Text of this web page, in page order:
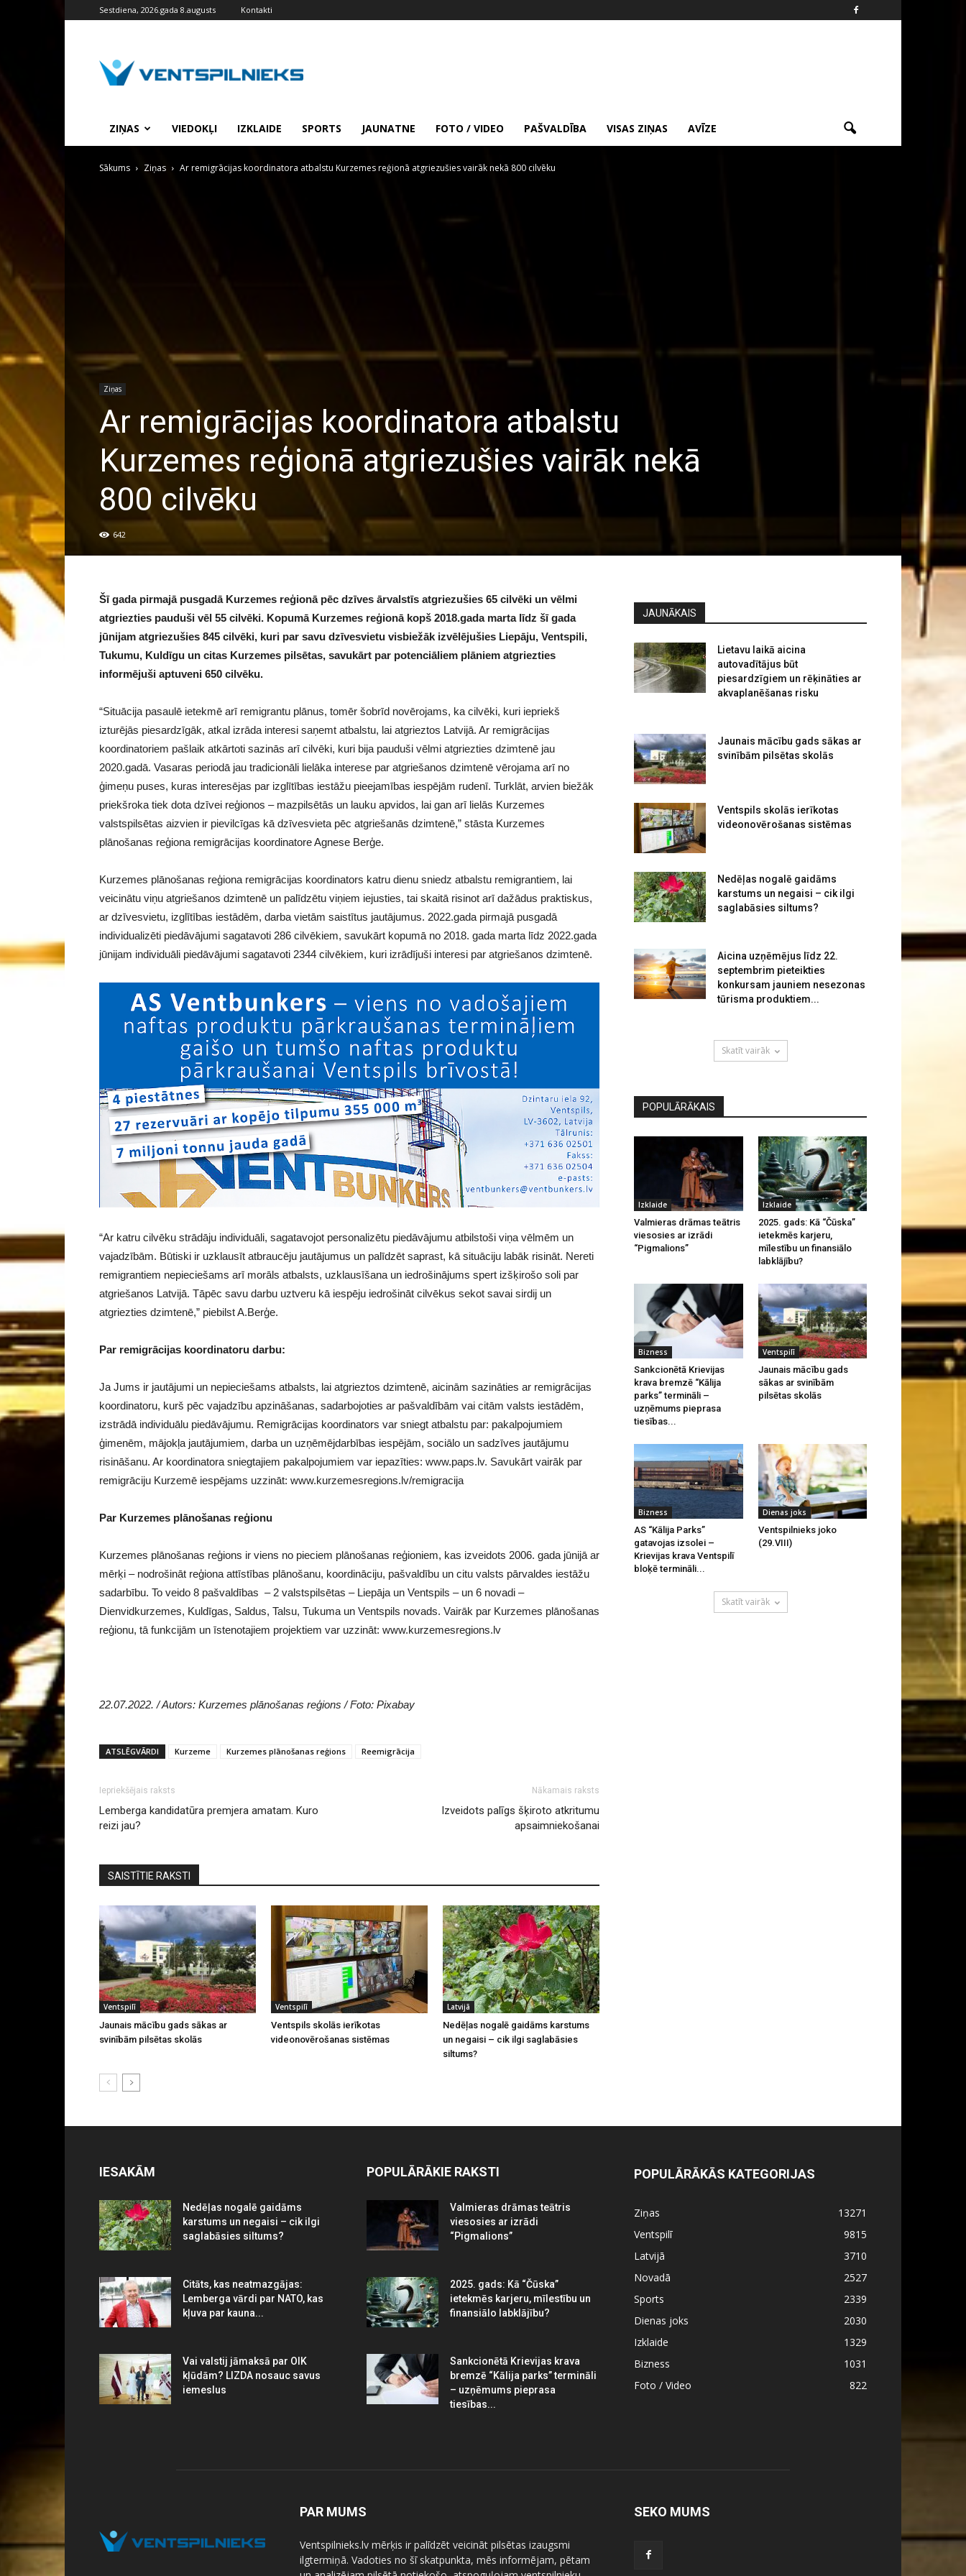
Sestdiena, 2026.gada 8.augusts Kontakti
ZIŅAS VIEDOKĻI IZKLAIDE SPORTS JAUNATNE FOTO / VIDEO PAŠVALDĪBA VISAS ZIŅAS AVĪZE
Sākums Ziņas Ar remigrācijas koordinatora atbalstu Kurzemes reģionā atgriezušies vairāk nekā 800 cilvēku
Ziņas
Ar remigrācijas koordinatora atbalstu
Kurzemes reģionā atgriezušies vairāk nekā
800 cilvēku
642
Šī gada pirmajā pusgadā Kurzemes reģionā pēc dzīves ārvalstīs atgriezušies 65 cilvēki un vēlmi
atgriezties pauduši vēl 55 cilvēki. Kopumā Kurzemes reģionā kopš 2018.gada marta līdz šī gada
jūnijam atgriezušies 845 cilvēki, kuri par savu dzīvesvietu visbiežāk izvēlējušies Liepāju, Ventspili,
Tukumu, Kuldīgu un citas Kurzemes pilsētas, savukārt par potenciāliem plāniem atgriezties
informējuši aptuveni 650 cilvēku.
“Situācija pasaulē ietekmē arī remigrantu plānus, tomēr šobrīd novērojams, ka cilvēki, kuri iepriekš
izturējās piesardzīgāk, atkal izrāda interesi saņemt atbalstu, lai atgrieztos Latvijā. Ar remigrācijas
koordinatoriem pašlaik atkārtoti sazinās arī cilvēki, kuri bija pauduši vēlmi atgriezties dzimtenē jau
2020.gadā. Vasaras periodā jau tradicionāli lielāka interese par atgriešanos dzimtenē vērojama arī no
ģimeņu puses, kuras interesējas par izglītības iestāžu pieejamības iespējām rudenī. Turklāt, arvien biežāk
priekšroka tiek dota dzīvei reģionos – mazpilsētās un lauku apvidos, lai gan arī lielās Kurzemes
valstspilsētas aizvien ir pievilcīgas kā dzīvesvieta pēc atgriešanās dzimtenē,” stāsta Kurzemes
plānošanas reģiona remigrācijas koordinatore Agnese Berģe.
Kurzemes plānošanas reģiona remigrācijas koordinators katru dienu sniedz atbalstu remigrantiem, lai
veicinātu viņu atgriešanos dzimtenē un palīdzētu viņiem iejusties, tai skaitā risinot arī dažādus praktiskus,
ar dzīvesvietu, izglītības iestādēm, darba vietām saistītus jautājumus. 2022.gada pirmajā pusgadā
individualizēti piedāvājumi sagatavoti 286 cilvēkiem, savukārt kopumā no 2018. gada marta līdz 2022.gada
jūnijam individuāli piedāvājumi sagatavoti 2344 cilvēkiem, kuri izrādījuši interesi par atgriešanos dzimtenē.
“Ar katru cilvēku strādāju individuāli, sagatavojot personalizētu piedāvājumu atbilstoši viņa vēlmēm un
vajadzībām. Būtiski ir uzklausīt atbraucēju jautājumus un palīdzēt saprast, kā situāciju labāk risināt. Nereti
remigrantiem nepieciešams arī morāls atbalsts, uzklausīšana un iedrošinājums spert izšķirošo soli par
atgriešanos Latvijā. Tāpēc savu darbu uztveru kā iespēju iedrošināt cilvēkus sekot savai sirdij un
atgriezties dzimtenē,” piebilst A.Berģe.
Par remigrācijas koordinatoru darbu:
Ja Jums ir jautājumi un nepieciešams atbalsts, lai atgrieztos dzimtenē, aicinām sazināties ar remigrācijas
koordinatoru, kurš pēc vajadzību apzināšanas, sadarbojoties ar pašvaldībām vai citām valsts iestādēm,
izstrādā individuālu piedāvājumu. Remigrācijas koordinators var sniegt atbalstu par: pakalpojumiem
ģimenēm, mājokļa jautājumiem, darba un uzņēmējdarbības iespējām, sociālo un sadzīves jautājumu
risināšanu. Ar koordinatora sniegtajiem pakalpojumiem var iepazīties: www.paps.lv. Savukārt vairāk par
remigrāciju Kurzemē iespējams uzzināt: www.kurzemesregions.lv/remigracija
Par Kurzemes plānošanas reģionu
Kurzemes plānošanas reģions ir viens no pieciem plānošanas reģioniem, kas izveidots 2006. gada jūnijā ar
mērķi – nodrošināt reģiona attīstības plānošanu, koordināciju, pašvaldību un citu valsts pārvaldes iestāžu
sadarbību. To veido 8 pašvaldības – 2 valstspilsētas – Liepāja un Ventspils – un 6 novadi –
Dienvidkurzemes, Kuldīgas, Saldus, Talsu, Tukuma un Ventspils novads. Vairāk par Kurzemes plānošanas
reģionu, tā funkcijām un īstenotajiem projektiem var uzzināt: www.kurzemesregions.lv
22.07.2022. / Autors: Kurzemes plānošanas reģions / Foto: Pixabay
ATSLĒGVĀRDI Kurzeme Kurzemes plānošanas reģions Reemigrācija
Iepriekšējais raksts
Lemberga kandidatūra premjera amatam. Kuro
reizi jau?
Nākamais raksts
Izveidots palīgs šķiroto atkritumu
apsaimniekošanai
SAISTĪTIE RAKSTI
Ventspilī
Jaunais mācību gads sākas ar
svinībām pilsētas skolās
Ventspilī
Ventspils skolās ierīkotas
videonovērošanas sistēmas
Latvijā
Nedēļas nogalē gaidāms karstums
un negaisi – cik ilgi saglabāsies
siltums?
JAUNĀKAIS
Lietavu laikā aicina
autovadītājus būt
piesardzīgiem un rēķināties ar
akvaplanēšanas risku
Jaunais mācību gads sākas ar
svinībām pilsētas skolās
Ventspils skolās ierīkotas
videonovērošanas sistēmas
Nedēļas nogalē gaidāms
karstums un negaisi – cik ilgi
saglabāsies siltums?
Aicina uzņēmējus līdz 22.
septembrim pieteikties
konkursam jauniem nesezonas
tūrisma produktiem...
Skatīt vairāk
POPULĀRĀKAIS
Izklaide
Valmieras drāmas teātris
viesosies ar izrādi
“Pigmalions”
Izklaide
2025. gads: Kā “Čūska”
ietekmēs karjeru,
mīlestību un finansiālo
labklājību?
Bizness
Sankcionētā Krievijas
krava bremzē “Kālija
parks” termināli –
uzņēmums pieprasa
tiesības...
Ventspilī
Jaunais mācību gads
sākas ar svinībām
pilsētas skolās
Bizness
AS “Kālija Parks”
gatavojas izsolei –
Krievijas krava Ventspilī
bloķē termināli...
Dienas joks
Ventspilnieks joko
(29.VIII)
Skatīt vairāk
IESAKĀM
Nedēļas nogalē gaidāms
karstums un negaisi – cik ilgi
saglabāsies siltums?
Citāts, kas neatmazgājas:
Lemberga vārdi par NATO, kas
kļuva par kauna...
Vai valstij jāmaksā par OIK
kļūdām? LIZDA nosauc savus
iemeslus
POPULĀRĀKIE RAKSTI
Valmieras drāmas teātris
viesosies ar izrādi
“Pigmalions”
2025. gads: Kā “Čūska”
ietekmēs karjeru, mīlestību un
finansiālo labklājību?
Sankcionētā Krievijas krava
bremzē “Kālija parks” termināli
– uzņēmums pieprasa
tiesības...
POPULĀRĀKĀS KATEGORIJAS
Ziņas
13271
Ventspilī
9815
Latvijā
3710
Novadā
2527
Sports
2339
Dienas joks
2030
Izklaide
1329
Bizness
1031
Foto / Video
822
PAR MUMS
Ventspilnieks.lv mērķis ir palīdzēt veicināt pilsētas izaugsmi
ilgtermiņā. Vadoties no šī skatpunkta, mēs informējam, pētam
SEKO MUMS